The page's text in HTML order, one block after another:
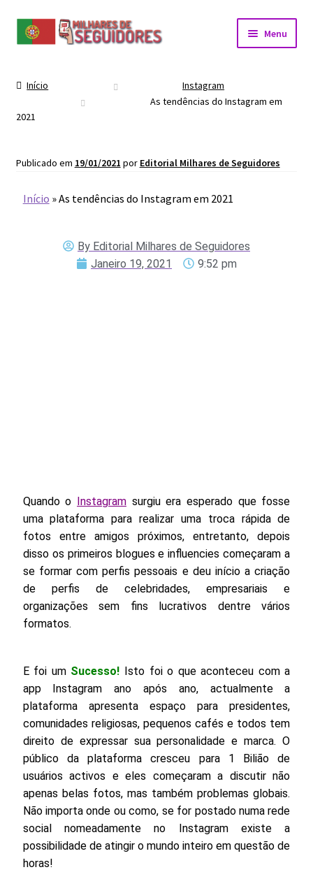
Menu
Início
Instagram
As tendências do Instagram em
2021
Publicado em 19/01/2021 por Editorial Milhares de Seguidores
Início »As tendências do Instagram em 2021
By Editorial Milhares de Seguidores
Janeiro 19, 2021
9:52 pm
Quando o Instagram surgiu era esperado que fosse
uma plataforma para realizar uma troca rápida de
fotos entre amigos próximos, entretanto, depois
disso os primeiros blogues e influencies começaram a
se formar com perfis pessoais e deu início a criação
de perfis de celebridades, empresariais e
organizações sem fins lucrativos dentre vários
formatos.
E foi umSucesso! Isto foi o que aconteceu com a
app Instagram ano após ano, actualmente a
plataforma apresenta espaço para presidentes,
comunidades religiosas, pequenos cafés e todos tem
direito de expressar sua personalidade e marca. O
público da plataforma cresceu para 1 Bilião de
usuários activos e eles começaram a discutir não
apenas belas fotos, mas também problemas globais.
Não importa onde ou como, se for postado numa rede
social nomeadamente no Instagram existe a
possibilidade de atingir o mundo inteiro em questão de
horas!